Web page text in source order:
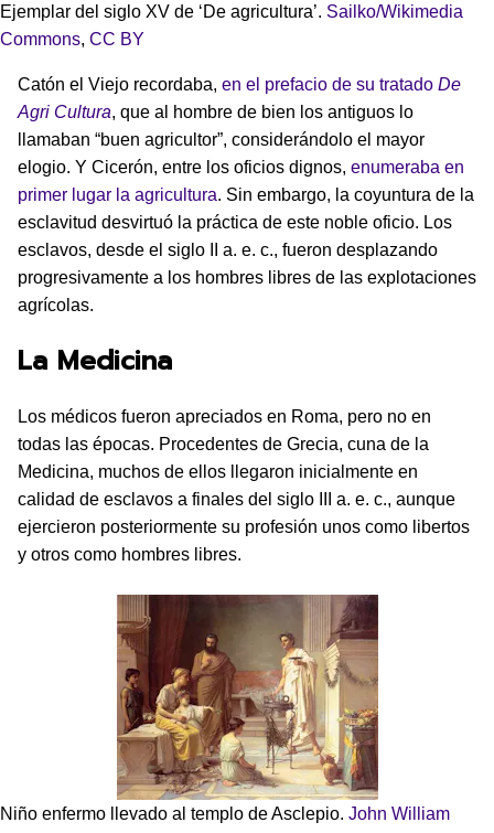
Ejemplar del siglo XV de ‘De agricultura’. Sailko/Wikimedia
Commons, CC BY
Catón el Viejo recordaba, en el prefacio de su tratado De
Agri Cultura, que al hombre de bien los antiguos lo
llamaban “buen agricultor”, considerándolo el mayor
elogio. Y Cicerón, entre los oficios dignos, enumeraba en
primer lugar la agricultura. Sin embargo, la coyuntura de la
esclavitud desvirtuó la práctica de este noble oficio. Los
esclavos, desde el siglo II a. e. c., fueron desplazando
progresivamente a los hombres libres de las explotaciones
agrícolas.
La Medicina
Los médicos fueron apreciados en Roma, pero no en
todas las épocas. Procedentes de Grecia, cuna de la
Medicina, muchos de ellos llegaron inicialmente en
calidad de esclavos a finales del siglo III a. e. c., aunque
ejercieron posteriormente su profesión unos como libertos
y otros como hombres libres.
Niño enfermo llevado al templo de Asclepio. John William